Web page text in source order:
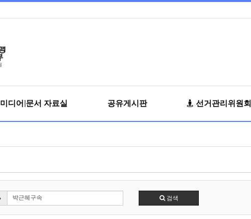
미디어|문서 자료실 공유게시판 선거관리위원회
검색